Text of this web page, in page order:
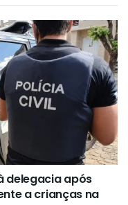
delegacia após
a crianças na